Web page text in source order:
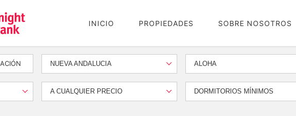
INICIO PROPIEDADES SOBRE NOSOTROS
NUEVA ANDALUCIA ALOHA
A CUALQUIER PRECIO DORMITORIOS MÍNIMOS